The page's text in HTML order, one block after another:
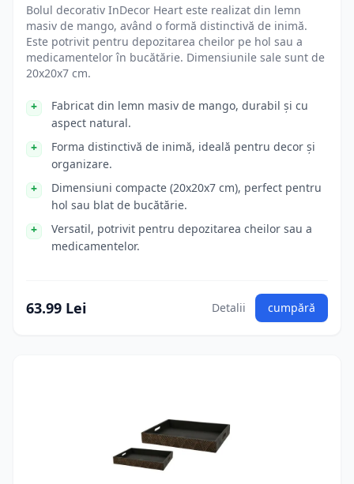
Bolul decorativ InDecor Heart este realizat din lemn
masiv de mango, având o formă distinctivă de inimă.
Este potrivit pentru depozitarea cheilor pe hol sau a
medicamentelor în bucătărie. Dimensiunile sale sunt de
20x20x7 cm.
Fabricat din lemn masiv de mango, durabil și cu
aspect natural.
Forma distinctivă de inimă, ideală pentru decor și
organizare.
Dimensiuni compacte (20x20x7 cm), perfect pentru
hol sau blat de bucătărie.
Versatil, potrivit pentru depozitarea cheilor sau a
medicamentelor.
63.99 Lei Detalii cumpără